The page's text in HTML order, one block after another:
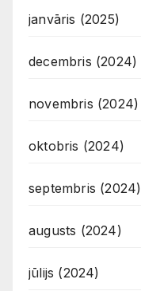
janvāris (2025)
decembris (2024)
novembris (2024)
oktobris (2024)
septembris (2024)
augusts (2024)
jūlijs (2024)